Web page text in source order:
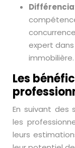
expert
immobilière.
Les
En suivant des
les
leurs